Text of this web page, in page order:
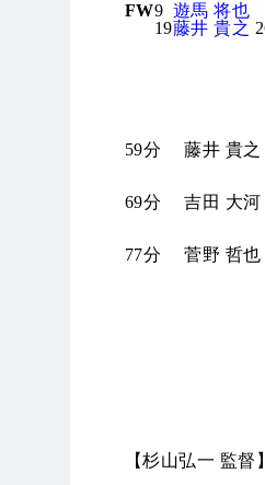
FW9 遊馬 将也
19藤井 貴之
59分 藤井 貴之
69分 吉田 大河
77分 菅野 哲也
【杉山弘一 監督